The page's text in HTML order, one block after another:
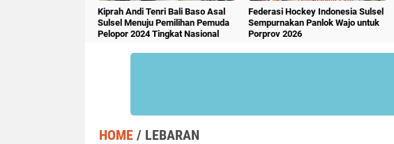
Kiprah Andi Tenri Bali Baso Asal
Sulsel Menuju Pemilihan Pemuda
Pelopor 2024 Tingkat Nasional
Federasi Hockey Indonesia Sulsel
Sempurnakan Panlok Wajo untuk
Porprov 2026
HOME / LEBARAN